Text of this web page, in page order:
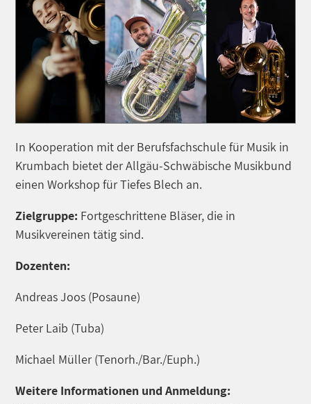
In Kooperation mit der Berufsfachschule für Musik in
Krumbach bietet der Allgäu-Schwäbische Musikbund
einen Workshop für Tiefes Blech an.
Zielgruppe: Fortgeschrittene Bläser, die in
Musikvereinen tätig sind.
Dozenten:
Andreas Joos (Posaune)
Peter Laib (Tuba)
Michael Müller (Tenorh./Bar./Euph.)
Weitere Informationen und Anmeldung: